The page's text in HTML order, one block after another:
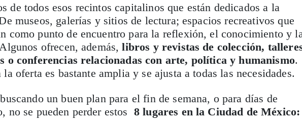
de todos esos recintos capitalinos que están dedicados a la
museos, galerías y sitios de lectura; espacios recreativos que
como punto de encuentro para la reflexión, el conocimiento y
ofrecen, además,libros y revistas de colección,
o conferencias relacionadas con arte, política y humanismo.
la oferta es bastante amplia y se ajusta a todas las necesidades.
un buen plan para el fin de semana, o para días de
no se pueden perder estos 8 lugares en la Ciudad de México: